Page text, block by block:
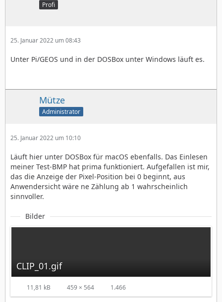
Profi
25. Januar 2022 um 08:43
Unter Pi/GEOS und in der DOSBox unter Windows läuft es.
Mütze
Administrator
25. Januar 2022 um 10:10
Läuft hier unter DOSBox für macOS ebenfalls. Das Einlesen
meiner Test-BMP hat prima funktioniert. Aufgefallen ist mir,
das die Anzeige der Pixel-Position bei 0 beginnt, aus
Anwendersicht wäre ne Zählung ab 1 wahrscheinlich
sinnvoller.
Bilder
CLIP_01.gif
11,81 kB 459 × 564 1.466